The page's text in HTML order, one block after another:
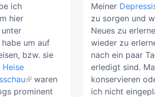
ich
hier
um auf
bzw. sie
Heise
waren
prominent
Meiner
zu sorgen und
Neues zu
wieder zu
nach ein paar
erledigt sind.
konservieren
ich nicht